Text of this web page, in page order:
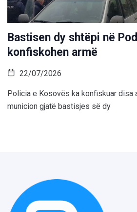
Bastisen dy shtëpi në
konfiskohen armë
22/07/2026
Policia e Kosovës ka konfiskuar disa
municion gjatë bastisjes së dy